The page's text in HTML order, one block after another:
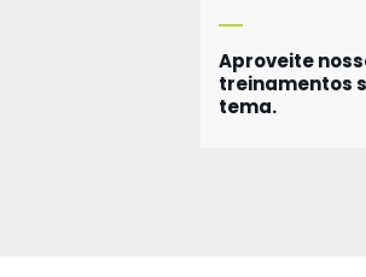
Aproveite
treinamentos
tema.